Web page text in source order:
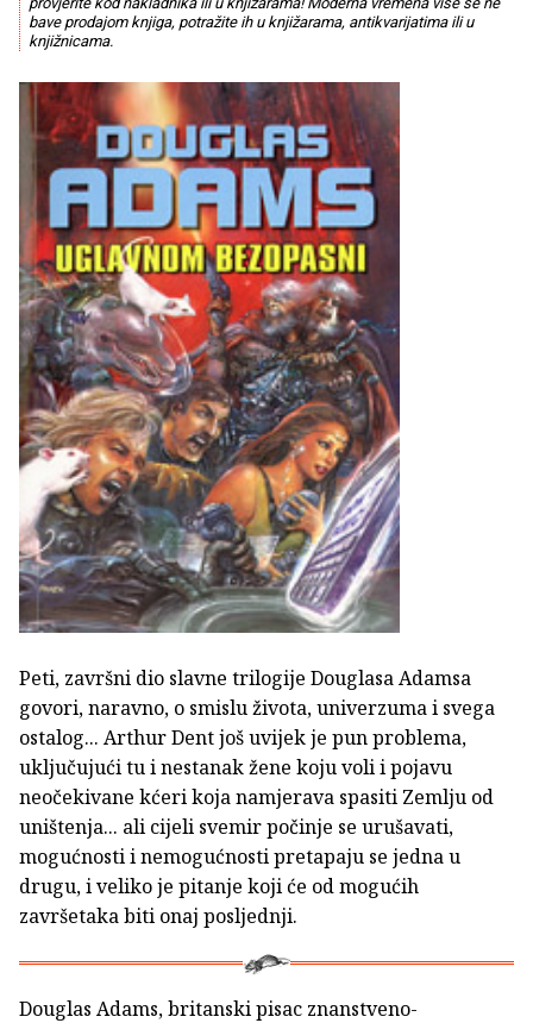
bave prodajom knjiga, potražite ih u knjižarama, antikvarijatima ili u
knjižnicama.
Peti, završni dio slavne trilogije Douglasa Adamsa
govori, naravno, o smislu života, univerzuma i svega
ostalog... Arthur Dent još uvijek je pun problema,
uključujući tu i nestanak žene koju voli i pojavu
neočekivane kćeri koja namjerava spasiti Zemlju od
uništenja... ali cijeli svemir počinje se urušavati,
mogućnosti i nemogućnosti pretapaju se jedna u
drugu, i veliko je pitanje koji će od mogućih
završetaka biti onaj posljednji.
Douglas Adams, britanski pisac znanstveno-